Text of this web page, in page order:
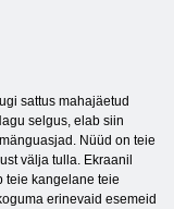
sattus mahajäetud
selgus, elab siin
Nüüd on teie
välja tulla. Ekraanil
teie kangelane teie
erinevaid esemeid